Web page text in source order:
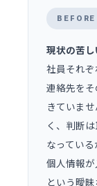
BEFORE
現状の苦
社員それ
連絡先を
きていま
く、判断
なってい
個人情報が
という曖